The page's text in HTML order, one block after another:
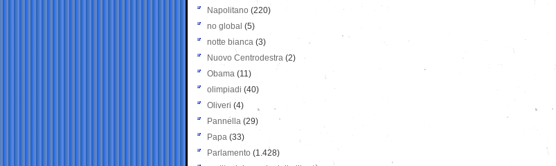
Napolitano (220)
no global (5)
notte bianca (3)
Nuovo Centrodestra (2)
Obama (11)
olimpiadi (40)
Oliveri (4)
Pannella (29)
Papa (33)
Parlamento (1.428)